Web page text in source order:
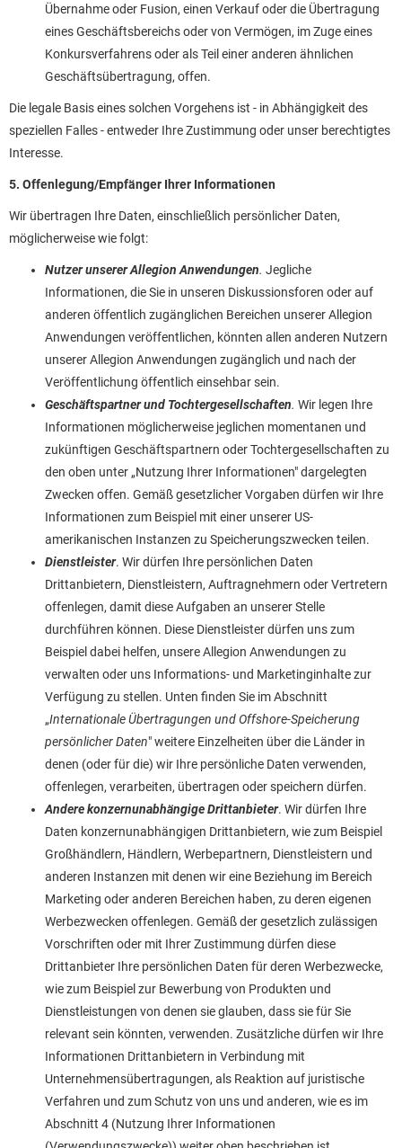
Übernahme oder Fusion, einen Verkauf oder die Übertragung
eines Geschäftsbereichs oder von Vermögen, im Zuge eines
Konkursverfahrens oder als Teil einer anderen ähnlichen
Geschäftsübertragung, offen.
Die legale Basis eines solchen Vorgehens ist - in Abhängigkeit des
speziellen Falles - entweder Ihre Zustimmung oder unser berechtigtes
Interesse.
5. Offenlegung/Empfänger Ihrer Informationen
Wir übertragen Ihre Daten, einschließlich persönlicher Daten,
möglicherweise wie folgt:
Nutzer unserer Allegion Anwendungen. Jegliche
Informationen, die Sie in unseren Diskussionsforen oder auf
anderen öffentlich zugänglichen Bereichen unserer Allegion
Anwendungen veröffentlichen, könnten allen anderen Nutzern
unserer Allegion Anwendungen zugänglich und nach der
Veröffentlichung öffentlich einsehbar sein.
Geschäftspartner und Tochtergesellschaften. Wir legen Ihre
Informationen möglicherweise jeglichen momentanen und
zukünftigen Geschäftspartnern oder Tochtergesellschaften zu
den oben unter „Nutzung Ihrer Informationen" dargelegten
Zwecken offen. Gemäß gesetzlicher Vorgaben dürfen wir Ihre
Informationen zum Beispiel mit einer unserer US-
amerikanischen Instanzen zu Speicherungszwecken teilen.
Dienstleister. Wir dürfen Ihre persönlichen Daten
Drittanbietern, Dienstleistern, Auftragnehmern oder Vertretern
offenlegen, damit diese Aufgaben an unserer Stelle
durchführen können. Diese Dienstleister dürfen uns zum
Beispiel dabei helfen, unsere Allegion Anwendungen zu
verwalten oder uns Informations- und Marketinginhalte zur
Verfügung zu stellen. Unten finden Sie im Abschnitt
„Internationale Übertragungen und Offshore-Speicherung
persönlicher Daten" weitere Einzelheiten über die Länder in
denen (oder für die) wir Ihre persönliche Daten verwenden,
offenlegen, verarbeiten, übertragen oder speichern dürfen.
Andere konzernunabhängige Drittanbieter. Wir dürfen Ihre
Daten konzernunabhängigen Drittanbietern, wie zum Beispiel
Großhändlern, Händlern, Werbepartnern, Dienstleistern und
anderen Instanzen mit denen wir eine Beziehung im Bereich
Marketing oder anderen Bereichen haben, zu deren eigenen
Werbezwecken offenlegen. Gemäß der gesetzlich zulässigen
Vorschriften oder mit Ihrer Zustimmung dürfen diese
Drittanbieter Ihre persönlichen Daten für deren Werbezwecke,
wie zum Beispiel zur Bewerbung von Produkten und
Dienstleistungen von denen sie glauben, dass sie für Sie
relevant sein könnten, verwenden. Zusätzliche dürfen wir Ihre
Informationen Drittanbietern in Verbindung mit
Unternehmensübertragungen, als Reaktion auf juristische
Verfahren und zum Schutz von uns und anderen, wie es im
Abschnitt 4 (Nutzung Ihrer Informationen